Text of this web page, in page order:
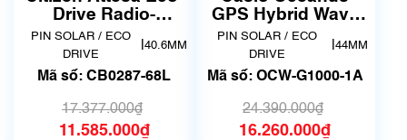
xước dăm)
Drive Radio-
Controlled CB0287-
68L
PIN SOLAR / ECO
DRIVE
40.6MM
Mã số: CB0287-68L
17.377.000₫
11.585.000₫
xước dăm)
GPS Hybrid Wave
Ceptor Titanium
OCW-G1000-1A
PIN SOLAR / ECO
DRIVE
44MM
Mã số: OCW-G1000-1A
24.390.000₫
16.260.000₫